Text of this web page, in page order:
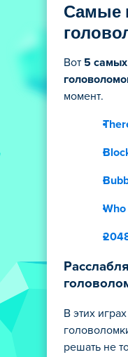
Самые
Вот 5
момент.
Who
В этих
решать не